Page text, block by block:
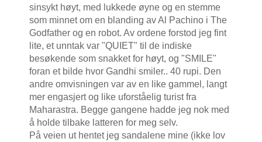
sinsykt høyt, med lukkede øyne og en stemme
som minnet om en blanding av Al Pachino i The
Godfather og en robot. Av ordene forstod jeg fint
lite, et unntak var "QUIET" til de indiske
besøkende som snakket for høyt, og "SMILE"
foran et bilde hvor Gandhi smiler.. 40 rupi. Den
andre omvisningen var av en like gammel, langt
mer engasjert og like uforståelig turist fra
Maharastra. Begge gangene hadde jeg nok med
å holde tilbake latteren for meg selv.
På veien ut hentet jeg sandalene mine (ikke lov